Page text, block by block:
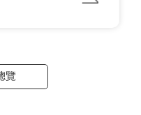
覽